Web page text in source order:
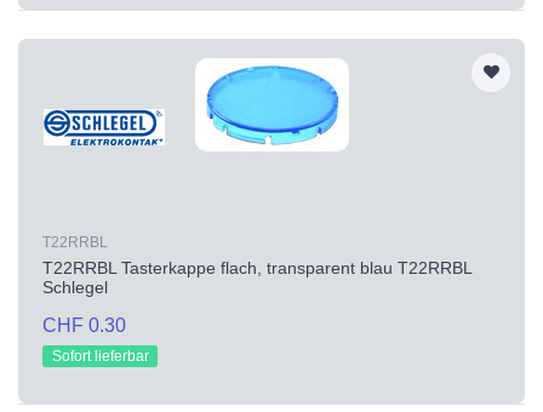
T22RRBL
T22RRBL Tasterkappe flach, transparent blau T22RRBL
Schlegel
CHF 0.30
Sofort lieferbar